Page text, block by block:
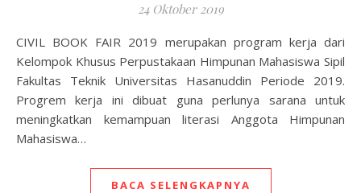
24 Oktober 2019
CIVIL BOOK FAIR 2019 merupakan program kerja dari
Kelompok Khusus Perpustakaan Himpunan Mahasiswa Sipil
Fakultas Teknik Universitas Hasanuddin Periode 2019.
Progrem kerja ini dibuat guna perlunya sarana untuk
meningkatkan kemampuan literasi Anggota Himpunan
Mahasiswa…
BACA SELENGKAPNYA